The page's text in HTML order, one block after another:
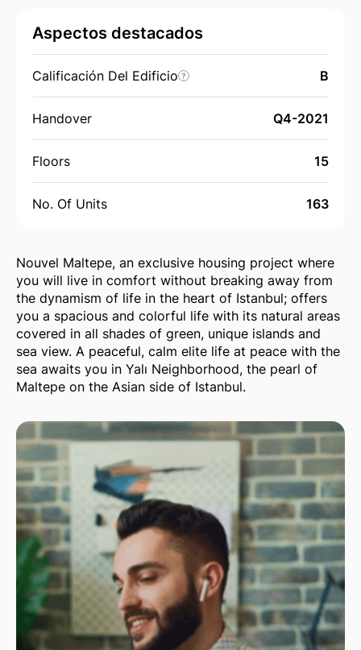
Aspectos destacados
Calificación Del Edificio ? B
Handover Q4-2021
Floors 15
No. Of Units 163
Nouvel Maltepe, an exclusive housing project where
you will live in comfort without breaking away from
the dynamism of life in the heart of Istanbul; offers
you a spacious and colorful life with its natural areas
covered in all shades of green, unique islands and
sea view. A peaceful, calm elite life at peace with the
sea awaits you in Yalı Neighborhood, the pearl of
Maltepe on the Asian side of Istanbul.